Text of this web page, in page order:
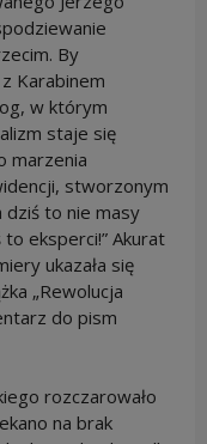
By
Karabinem
w którym
staje się
marzenia
stworzonym
dziś to nie masy
eksperci!” Akurat
ukazała się
„Rewolucja
do pism
rozczarowało
na brak